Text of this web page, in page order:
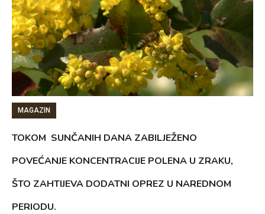
MAGAZIN
TOKOM SUNČANIH DANA ZABILJEŽENO
POVEĆANJE KONCENTRACIJE POLENA U ZRAKU,
ŠTO ZAHTIJEVA DODATNI OPREZ U NAREDNOM
PERIODU.